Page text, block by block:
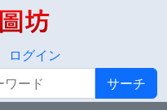
ログイン
サーチ